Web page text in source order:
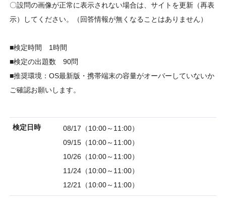
〇設問の画像が正常に表示されない場合は、サイトを更新（再表
示）してください。（回答情報が無くなることはありません）
■検定時間 1時間
■検定の出題数 90問
■推奨環境：OS最新版・携帯端末の容量がオーバーしていないか
ご確認お願いします。
検定日時
08/17（10:00～11:00）
09/15（10:00～11:00）
10/26（10:00～11:00）
11/24（10:00～11:00）
12/21（10:00～11:00）